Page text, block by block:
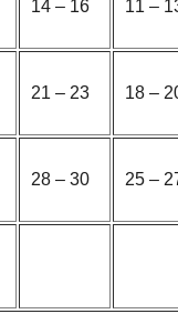
14 – 16 11 –
21 – 23 18 –
28 – 30 25 –